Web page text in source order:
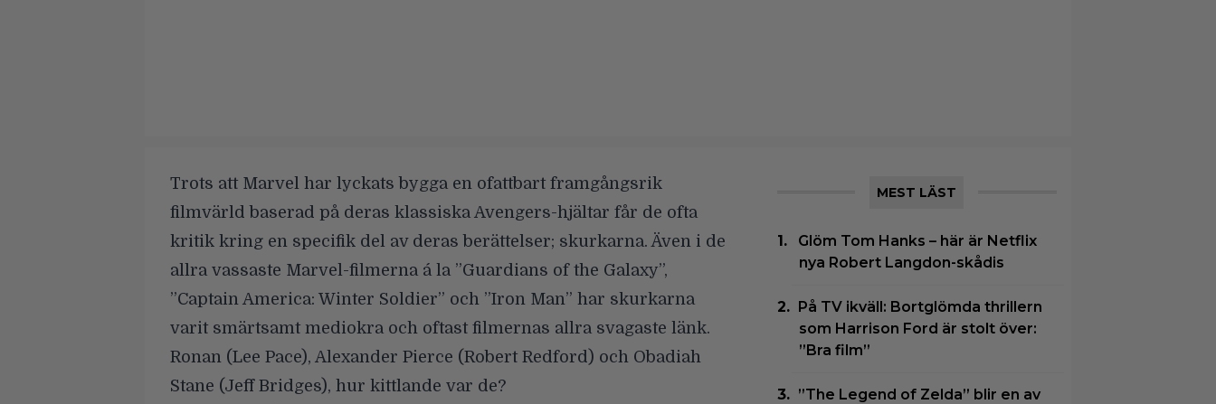
Trots att Marvel har lyckats bygga en ofattbart framgångsrik
filmvärld baserad på deras klassiska Avengers-hjältar får de ofta
kritik kring en specifik del av deras berättelser; skurkarna. Även i de
allra vassaste Marvel-filmerna á la ”Guardians of the Galaxy”,
”Captain America: Winter Soldier” och ”Iron Man” har skurkarna
varit smärtsamt mediokra och oftast filmernas allra svagaste länk.
Ronan (Lee Pace), Alexander Pierce (Robert Redford) och Obadiah
Stane (Jeff Bridges), hur kittlande var de?
MEST LÄST
Glöm Tom Hanks – här är Netflix
nya Robert Langdon-skådis
På TV ikväll: Bortglömda thrillern
som Harrison Ford är stolt över:
”Bra film”
”The Legend of Zelda” blir en av